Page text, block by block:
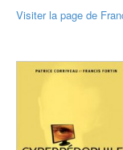
Visiter la page de